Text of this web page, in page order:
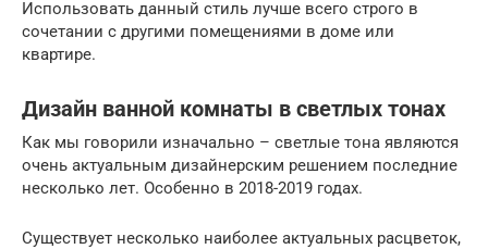
Использовать данный стиль лучше всего строго в
сочетании с другими помещениями в доме или
квартире.
Дизайн ванной комнаты в светлых тонах
Как мы говорили изначально – светлые тона являются
очень актуальным дизайнерским решением последние
несколько лет. Особенно в 2018-2019 годах.
Существует несколько наиболее актуальных расцветок,